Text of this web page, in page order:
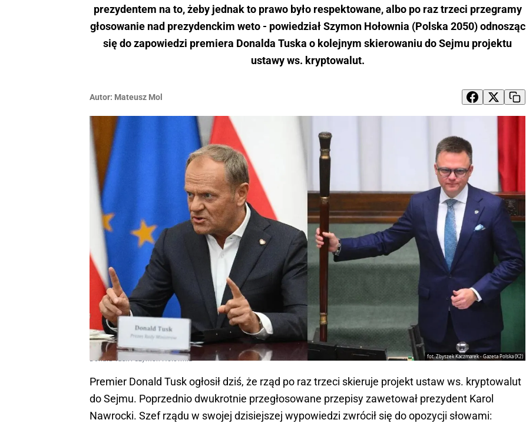
prezydentem na to, żeby jednak to prawo było respektowane, albo po raz trzeci przegramy
głosowanie nad prezydenckim weto - powiedział Szymon Hołownia (Polska 2050) odnosząc
się do zapowiedzi premiera Donalda Tuska o kolejnym skierowaniu do Sejmu projektu
ustawy ws. kryptowalut.
Autor: Mateusz Mol
fot. Zbyszek Kaczmarek - Gazeta Polska (X2)
Donald Tusk i Szymon Hołownia
Premier Donald Tusk ogłosił dziś, że rząd po raz trzeci skieruje projekt ustaw ws. kryptowalut
do Sejmu. Poprzednio dwukrotnie przegłosowane przepisy zawetował prezydent Karol
Nawrocki. Szef rządu w swojej dzisiejszej wypowiedzi zwrócił się do opozycji słowami: